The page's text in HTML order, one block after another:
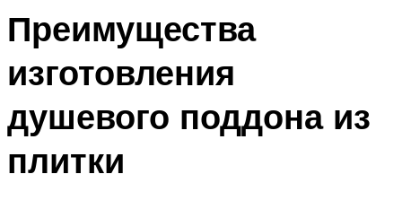
Преимущества
изготовления
душевого поддона из
плитки